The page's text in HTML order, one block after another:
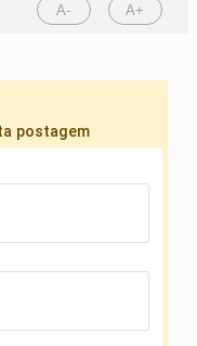
A- A+
postagem